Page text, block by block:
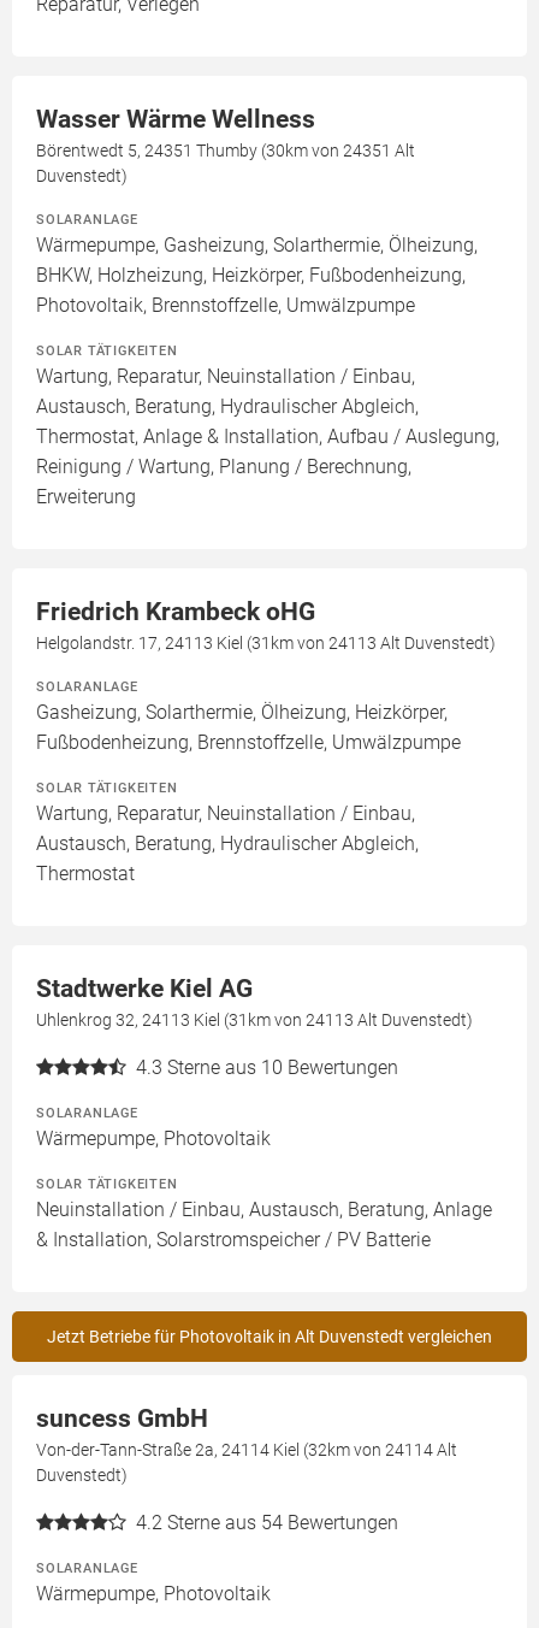
Wasser Wärme Wellness
Börentwedt 5, 24351 Thumby (30km von 24351 Alt
Duvenstedt)
SOLARANLAGE
Wärmepumpe, Gasheizung, Solarthermie, Ölheizung,
BHKW, Holzheizung, Heizkörper, Fußbodenheizung,
Photovoltaik, Brennstoffzelle, Umwälzpumpe
SOLAR TÄTIGKEITEN
Wartung, Reparatur, Neuinstallation / Einbau,
Austausch, Beratung, Hydraulischer Abgleich,
Thermostat, Anlage & Installation, Aufbau / Auslegung,
Reinigung / Wartung, Planung / Berechnung,
Erweiterung
Friedrich Krambeck oHG
Helgolandstr. 17, 24113 Kiel (31km von 24113 Alt Duvenstedt)
SOLARANLAGE
Gasheizung, Solarthermie, Ölheizung, Heizkörper,
Fußbodenheizung, Brennstoffzelle, Umwälzpumpe
SOLAR TÄTIGKEITEN
Wartung, Reparatur, Neuinstallation / Einbau,
Austausch, Beratung, Hydraulischer Abgleich,
Thermostat
Stadtwerke Kiel AG
Uhlenkrog 32, 24113 Kiel (31km von 24113 Alt Duvenstedt)
4.3 Sterne aus 10 Bewertungen
SOLARANLAGE
Wärmepumpe, Photovoltaik
SOLAR TÄTIGKEITEN
Neuinstallation / Einbau, Austausch, Beratung, Anlage
& Installation, Solarstromspeicher / PV Batterie
Jetzt Betriebe für Photovoltaik in Alt Duvenstedt vergleichen
suncess GmbH
Von-der-Tann-Straße 2a, 24114 Kiel (32km von 24114 Alt
Duvenstedt)
4.2 Sterne aus 54 Bewertungen
SOLARANLAGE
Wärmepumpe, Photovoltaik